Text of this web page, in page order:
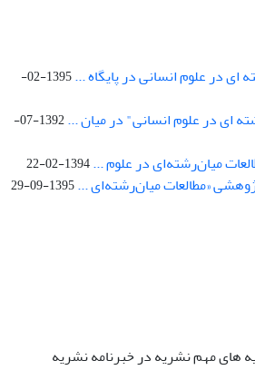
ای در علوم انسانی در پایگاه ...
1395-02-
ای در علوم انسانی" در میان ...
1392-07-
میان‌رشته‌ای در علوم ...1394-02-22
«مطالعات میان‌رشته‌ای ...1395-09-29
های مهم نشریه در خبرنامه نشریه